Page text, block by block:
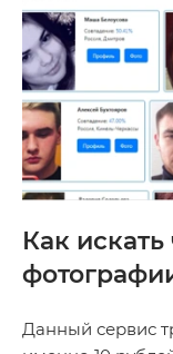
Как
Данный сервис